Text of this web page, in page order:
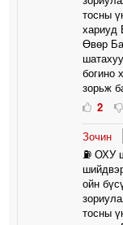
тосны
хариуд
Өвөр
богино
зорьж
2
Зочин
⛽️ ОХУ
ойн
тосны